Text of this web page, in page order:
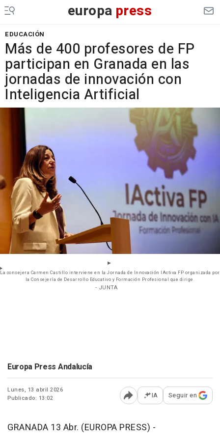
europa press
EDUCACIÓN
Más de 400 profesores de FP
participan en Granada en las
jornadas de innovación con
Inteligencia Artificial
La consejera Carmen Castillo interviene en la Jornada de Innovación IActiva FP organizada por
la Consejería de Desarrollo Educativo y Formación Profesional que dirige.
- JUNTA
Europa Press Andalucía
Lunes, 13 abril 2026
Publicado: 13:02
Abrir opciones para
IA Seguir en
GRANADA 13 Abr. (EUROPA PRESS) -